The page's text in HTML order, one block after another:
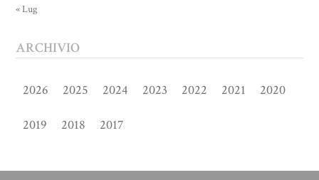
« Lug
ARCHIVIO
2026 2025 2024 2023 2022 2021 2020
2019 2018 2017